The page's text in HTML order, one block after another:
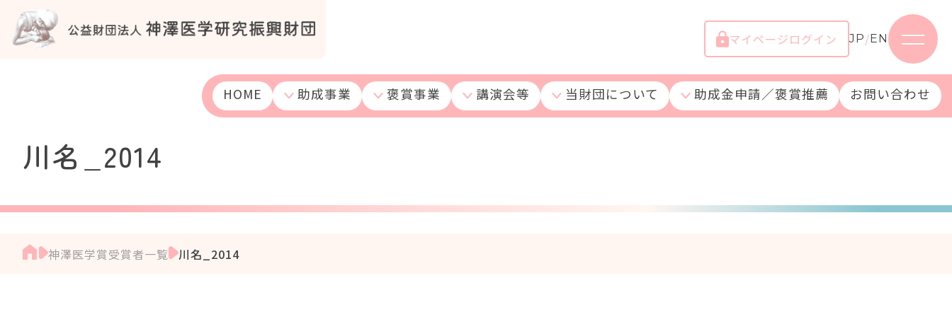
t
マイページログイン JP/EN
HOME 助成事業 褒賞事業 講演会等 当財団について 助成金申請／褒賞推薦 お問い合わせ
川名_2014
神澤医学賞受賞者一覧 川名_2014